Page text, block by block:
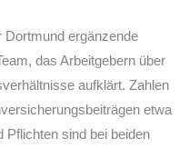
Dortmund ergänzende
das Arbeitgebern über
aufklärt. Zahlen
etwa
Pflichten sind bei beiden